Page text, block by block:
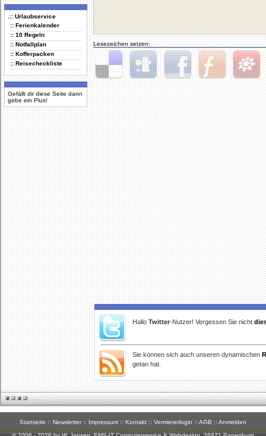
.:: Urlaubservice
:: Ferienkalender
:: 10 Regeln
:: Notfallplan
:: Kofferpacken
:: Reisecheckliste
Gefällt dir diese Seite dann
gebe ein Plus!
Lesezeichen setzen:
Delicious Digg Facebook Furl StudiVZ
Hallo Twitter-Nutzer! Vergessen Sie nicht
Sie können sich auch unseren dynamischen
getan hat.
Startseite :: Newsletter :: Impressum :: Kontakt :: Vermieterlogin :: AGB :: Anmelden